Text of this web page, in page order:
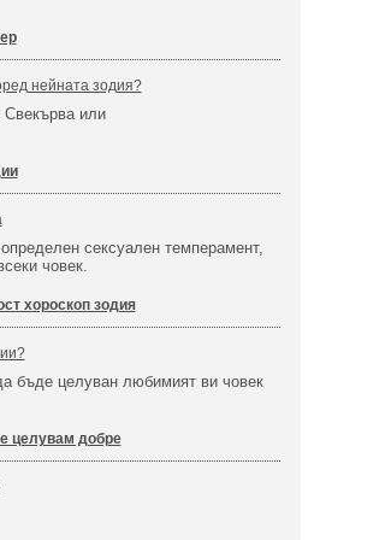
нейната зодия?
Свекърва или
сексуален темперамент,
човек.
хороскоп зодия
бъде целуван любимият ви човек
целувам добре